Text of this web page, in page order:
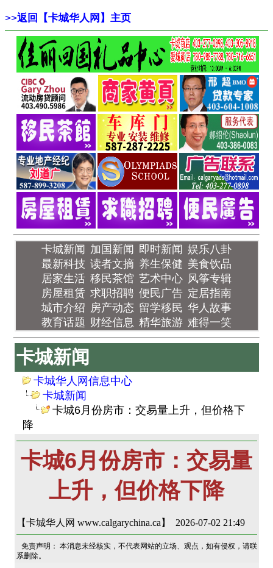
>>返回【卡城华人网】主页
卡城新闻 加国新闻 即时新闻 娱乐八卦
最新科技 读者文摘 养生保健 美食饮品
居家生活 移民茶馆 艺术中心 风筝专辑
房屋租赁 求职招聘 便民广告 定居指南
城市介绍 房产动态 留学移民 华人故事
教育话题 财经信息 精华旅游 难得一笑
卡城新闻
卡城华人网信息中心
卡城新闻
卡城6月份房市：交易量上升，但价格下
降
卡城6月份房市：交易量
上升，但价格下降
【卡城华人网 www.calgarychina.ca】 2026-07-02 21:49
免责声明： 本消息未经核实，不代表网站的立场、观点，如有侵权，请联
系删除。